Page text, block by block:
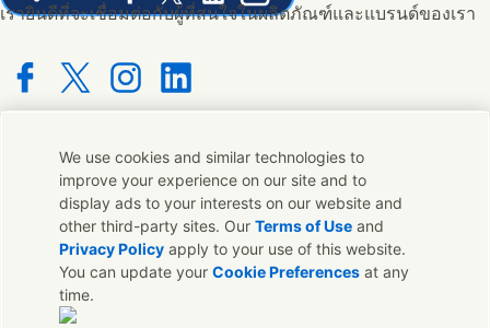
Share this page on Facebook
Share this page on X
Share this page on Linked In
Share this page on E-mail
เรายินดีที่จะเชื่อมต่อกับผู้ที่สนใจในผลิตภัณฑ์และแบรนด์ของเรา
ติดต่อเรา
ติดต่อทีมผู้เชี่ยวชาญและ Unilever หรือค้นหาที่ติดต่อทั่วโลก
ติดต่อเรา
ติดต่อ Unilever ประเทศไทย
We use cookies and similar technologies to
improve your experience on our site and to
display ads to your interests on our website and
other third-party sites. OurTerms of Use and
Privacy Policy apply to your use of this website.
You can update yourCookie Preferences at any
time.